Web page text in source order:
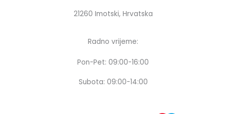
21260 Imotski, Hrvatska
Radno vrijeme:
Pon-Pet: 09:00-16:00
Subota: 09:00-14:00